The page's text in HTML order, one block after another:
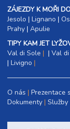
ZÁJEZDY K MOŘI
Jesolo | Lignano |
Prahy | Apulie
TIPY KAM JET
Val di Sole
| Val di
| Livigno
O nás Prezentace
Dokumenty Služby